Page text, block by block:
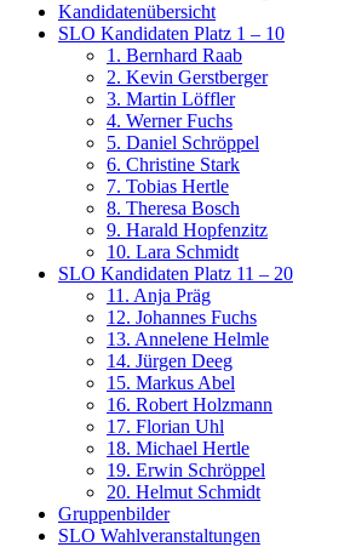
Kandidatenübersicht
SLO Kandidaten Platz 1 – 10
1. Bernhard Raab
2. Kevin Gerstberger
3. Martin Löffler
4. Werner Fuchs
5. Daniel Schröppel
6. Christine Stark
7. Tobias Hertle
8. Theresa Bosch
9. Harald Hopfenzitz
10. Lara Schmidt
SLO Kandidaten Platz 11 – 20
11. Anja Präg
12. Johannes Fuchs
13. Annelene Helmle
14. Jürgen Deeg
15. Markus Abel
16. Robert Holzmann
17. Florian Uhl
18. Michael Hertle
19. Erwin Schröppel
20. Helmut Schmidt
Gruppenbilder
SLO Wahlveranstaltungen